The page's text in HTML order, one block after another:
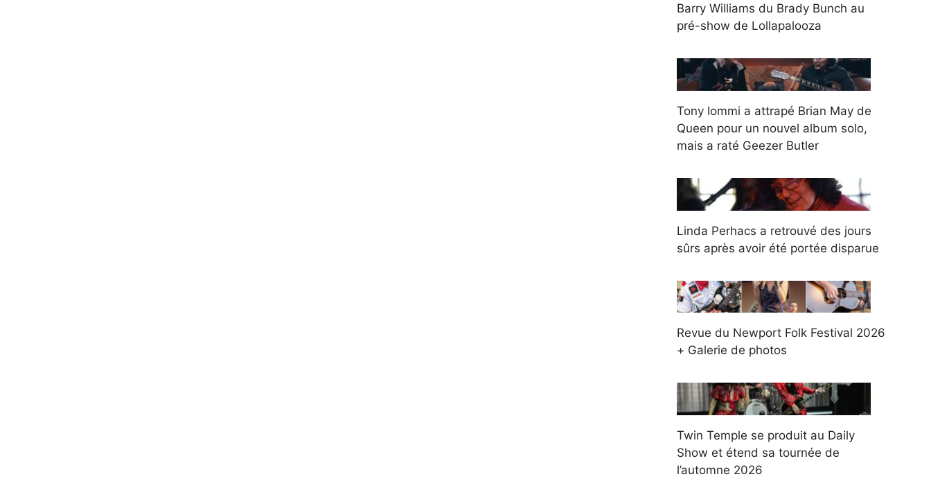
Barry Williams du Brady Bunch au
pré-show de Lollapalooza
Tony Iommi a attrapé Brian May de
Queen pour un nouvel album solo,
mais a raté Geezer Butler
Linda Perhacs a retrouvé des jours
sûrs après avoir été portée disparue
Revue du Newport Folk Festival 2026
+ Galerie de photos
Twin Temple se produit au Daily
Show et étend sa tournée de
l’automne 2026